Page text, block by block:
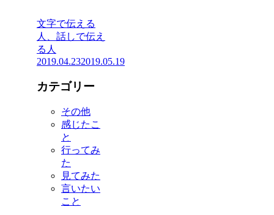
文字で伝える
人、話しで伝え
る人
2019.04.232019.05.19
カテゴリー
その他
感じたこ
と
行ってみ
た
見てみた
言いたい
こと